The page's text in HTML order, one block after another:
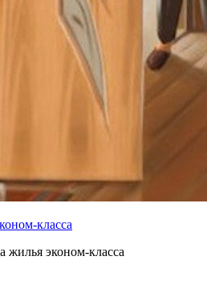
класса
жилья эконом-класса